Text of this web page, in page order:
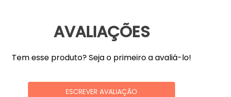
AVALIAÇÕES
Tem esse produto? Seja o primeiro a avaliá-lo!
ESCREVER AVALIAÇÃO